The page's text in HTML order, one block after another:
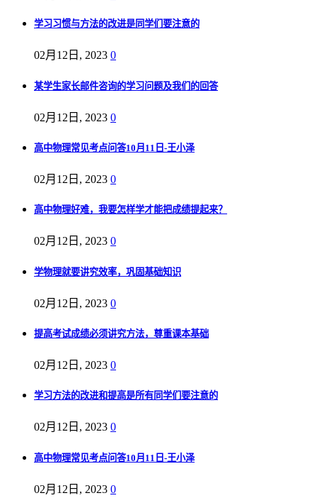
学习习惯与方法的改进是同学们要注意的
02月12日, 2023 0
某学生家长邮件咨询的学习问题及我们的回答
02月12日, 2023 0
高中物理常见考点问答10月11日-王小泽
02月12日, 2023 0
高中物理好难，我要怎样学才能把成绩提起来？
02月12日, 2023 0
学物理就要讲究效率，巩固基础知识
02月12日, 2023 0
提高考试成绩必须讲究方法，尊重课本基础
02月12日, 2023 0
学习方法的改进和提高是所有同学们要注意的
02月12日, 2023 0
高中物理常见考点问答10月11日-王小泽
02月12日, 2023 0